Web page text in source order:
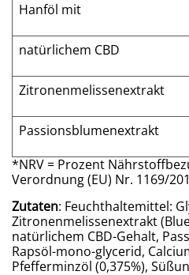
Hanföl mit
natürlichem CBD
Zitronenmelissenextrakt
Passionsblumenextrakt
*NRV = Prozent
Verordnung (EU) Nr. 1169/
Zutaten: Feuchthaltemittel:
Zitronenmelissenextrakt
natürlichem CBD-Gehalt,
Rapsöl-mono-glycerid,
Pfefferminzöl (0,375%),